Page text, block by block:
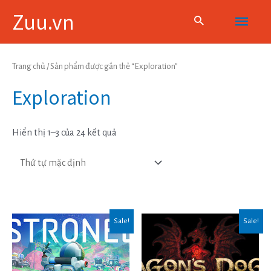
Zuu.vn
Main
Menu
Trang chủ / Sản phẩm được gắn thẻ “Exploration”
Exploration
Hiển thị 1–3 của 24 kết quả
Sale! Sale!